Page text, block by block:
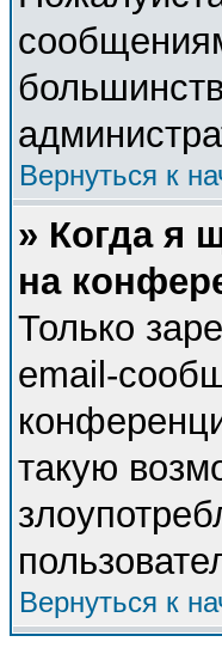
Вернуться к
» Когда я
на
Только
email-
такую
Вернуться к